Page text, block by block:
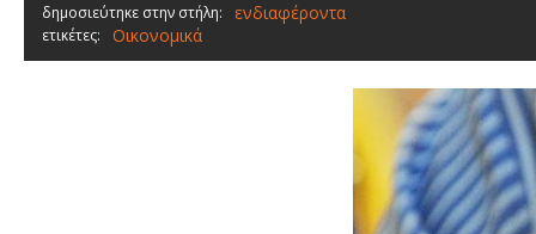
δημοσιεύτηκε στην στήλη: ενδιαφέροντα
ετικέτες: Οικονομικά